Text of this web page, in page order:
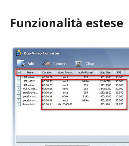
Funzionalità estese